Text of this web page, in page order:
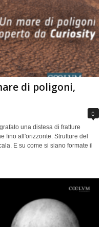
di poligoni,
0
una distesa di fratture
fino all'orizzonte. Strutture del
E su come si siano formate il